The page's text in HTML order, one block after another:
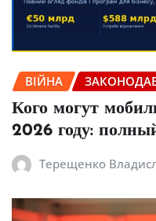
ВІЙНА
Кого могут
2026 году:
Терещенко